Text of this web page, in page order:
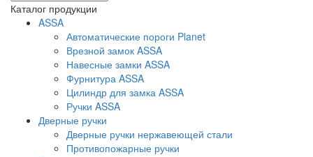
Каталог продукции
ASSA
Автоматические пороги Planet
Врезной замок ASSA
Навесные замки ASSA
Фурнитура ASSA
Цилиндр для замка ASSA
Ручки ASSA
Дверные ручки
Дверные ручки нержавеющей стали
Противопожарные ручки